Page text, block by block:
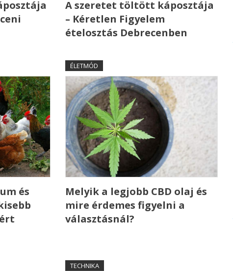
A szeretet töltött káposztája
– Kéretlen Figyelem
ételosztás Debrecenben
és
ÉLETMÓD
Melyik a legjobb CBD olaj és
mire érdemes figyelni a
választásnál?
TECHNIKA